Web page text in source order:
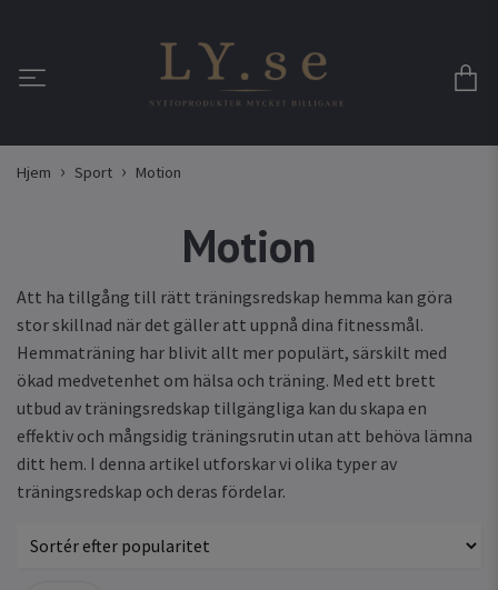
Hjem Sport Motion
Motion
Att ha tillgång till rätt träningsredskap hemma kan göra
stor skillnad när det gäller att uppnå dina fitnessmål.
Hemmaträning har blivit allt mer populärt, särskilt med
ökad medvetenhet om hälsa och träning. Med ett brett
utbud av träningsredskap tillgängliga kan du skapa en
effektiv och mångsidig träningsrutin utan att behöva lämna
ditt hem. I denna artikel utforskar vi olika typer av
träningsredskap och deras fördelar.